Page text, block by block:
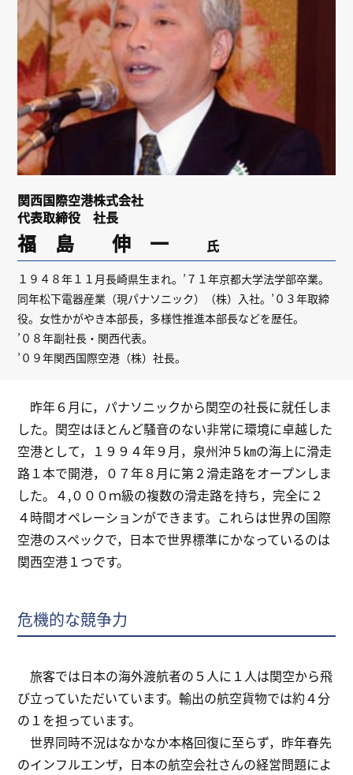
会員専用ページ
English
関西国際空港株式会社
代表取締役 社長
福 島 伸 一 氏
１９４８年１１月長崎県生まれ。’７１年京都大学法学部卒業。
同年松下電器産業（現パナソニック）（株）入社。’０３年取締
役。女性かがやき本部長，多様性推進本部長などを歴任。
’０８年副社長・関西代表。
’０９年関西国際空港（株）社長。
昨年６月に，パナソニックから関空の社長に就任しま
した。関空はほとんど騒音のない非常に環境に卓越した
空港として，１９９４年９月，泉州沖５㎞の海上に滑走
路１本で開港，０７年８月に第２滑走路をオープンしま
した。４,０００ｍ級の複数の滑走路を持ち，完全に２
４時間オペレーションができます。これらは世界の国際
空港のスペックで，日本で世界標準にかなっているのは
関西空港１つです。
危機的な競争力
旅客では日本の海外渡航者の５人に１人は関空から飛
び立っていただいています。輸出の航空貨物では約４分
の１を担っています。
世界同時不況はなかなか本格回復に至らず，昨年春先
のインフルエンザ，日本の航空会社さんの経営問題によ